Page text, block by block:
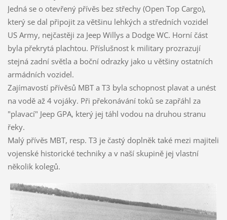
Jedná se o otevřený přívěs bez střechy (Open Top Cargo),
který se dal připojit za většinu lehkých a středních vozidel
US Army, nejčastěji za Jeep Willys a Dodge WC. Horní část
byla překrytá plachtou. Příslušnost k military prozrazují
stejná zadní světla a boční odrazky jako u většiny ostatních
armádních vozidel.
Zajímavostí přívěsů MBT a T3 byla schopnost plavat a unést
na vodě až 4 vojáky. Při překonávání toků se zapřáhl za
"plavací" Jeep GPA, který jej táhl vodou na druhou stranu
řeky.
Malý přívěs MBT, resp. T3 je častý doplněk také mezi majiteli
vojenské historické techniky a v naší skupině jej vlastní
několik kolegů.